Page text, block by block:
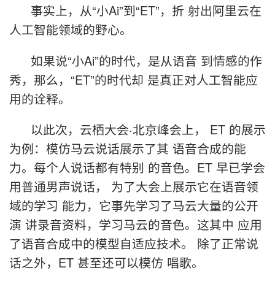
事实上，从“小Ai”到“ET”，折 射出阿里云在
人工智能领域的野心。
如果说“小Ai”的时代，是从语音 到情感的作
秀，那么，“ET”的时代却 是真正对人工智能应
用的诠释。
以此次，云栖大会·北京峰会上， ET 的展示
为例：模仿马云说话展示了其 语音合成的能
力。每个人说话都有特别 的音色。ET 早已学会
用普通男声说话， 为了大会上展示它在语音领
域的学习 能力，它事先学习了马云大量的公开
演 讲录音资料，学习马云的音色。这其中 应用
了语音合成中的模型自适应技术。 除了正常说
话之外，ET 甚至还可以模仿 唱歌。